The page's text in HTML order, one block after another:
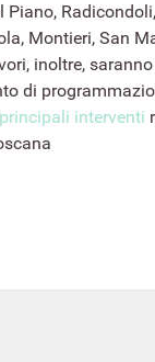
Piano,
Montieri, San
inoltre,
di
principali interventi